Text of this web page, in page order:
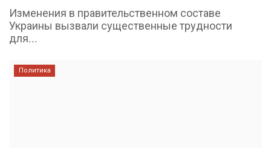
Изменения в правительственном составе
Украины вызвали существенные трудности
для...
Политика